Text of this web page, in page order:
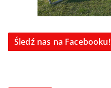
Śledź nas na Facebooku!